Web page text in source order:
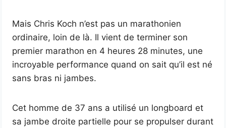
Mais Chris Koch n’est pas un marathonien
ordinaire, loin de là. Il vient de terminer son
premier marathon en 4 heures 28 minutes, une
incroyable performance quand on sait qu’il est né
sans bras ni jambes.
Cet homme de 37 ans a utilisé un longboard et
sa jambe droite partielle pour se propulser durant